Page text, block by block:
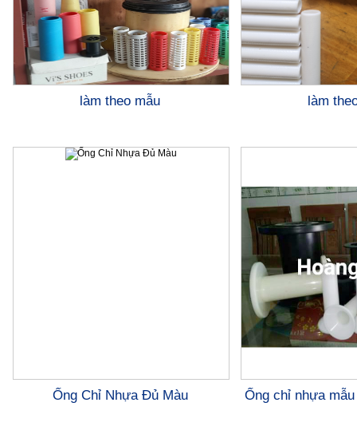
làm theo mẫu làm
Ống Chỉ Nhựa Đủ Màu Ống chỉ nhựa